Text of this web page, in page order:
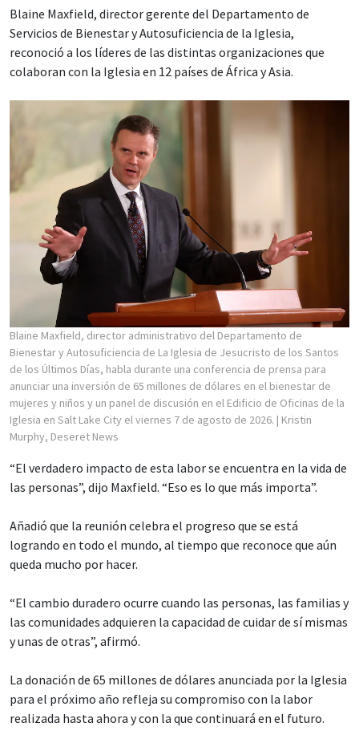
Blaine Maxfield, director gerente del Departamento de
Servicios de Bienestar y Autosuficiencia de la Iglesia,
reconoció a los líderes de las distintas organizaciones que
colaboran con la Iglesia en 12 países de África y Asia.
Blaine Maxfield, director administrativo del Departamento de
Bienestar y Autosuficiencia de La Iglesia de Jesucristo de los Santos
de los Últimos Días, habla durante una conferencia de prensa para
anunciar una inversión de 65 millones de dólares en el bienestar de
mujeres y niños y un panel de discusión en el Edificio de Oficinas de la
Iglesia en Salt Lake City el viernes 7 de agosto de 2026. | Kristin
Murphy, Deseret News
“El verdadero impacto de esta labor se encuentra en la vida de
las personas”, dijo Maxfield. “Eso es lo que más importa”.
Añadió que la reunión celebra el progreso que se está
logrando en todo el mundo, al tiempo que reconoce que aún
queda mucho por hacer.
“El cambio duradero ocurre cuando las personas, las familias y
las comunidades adquieren la capacidad de cuidar de sí mismas
y unas de otras”, afirmó.
La donación de 65 millones de dólares anunciada por la Iglesia
para el próximo año refleja su compromiso con la labor
realizada hasta ahora y con la que continuará en el futuro.